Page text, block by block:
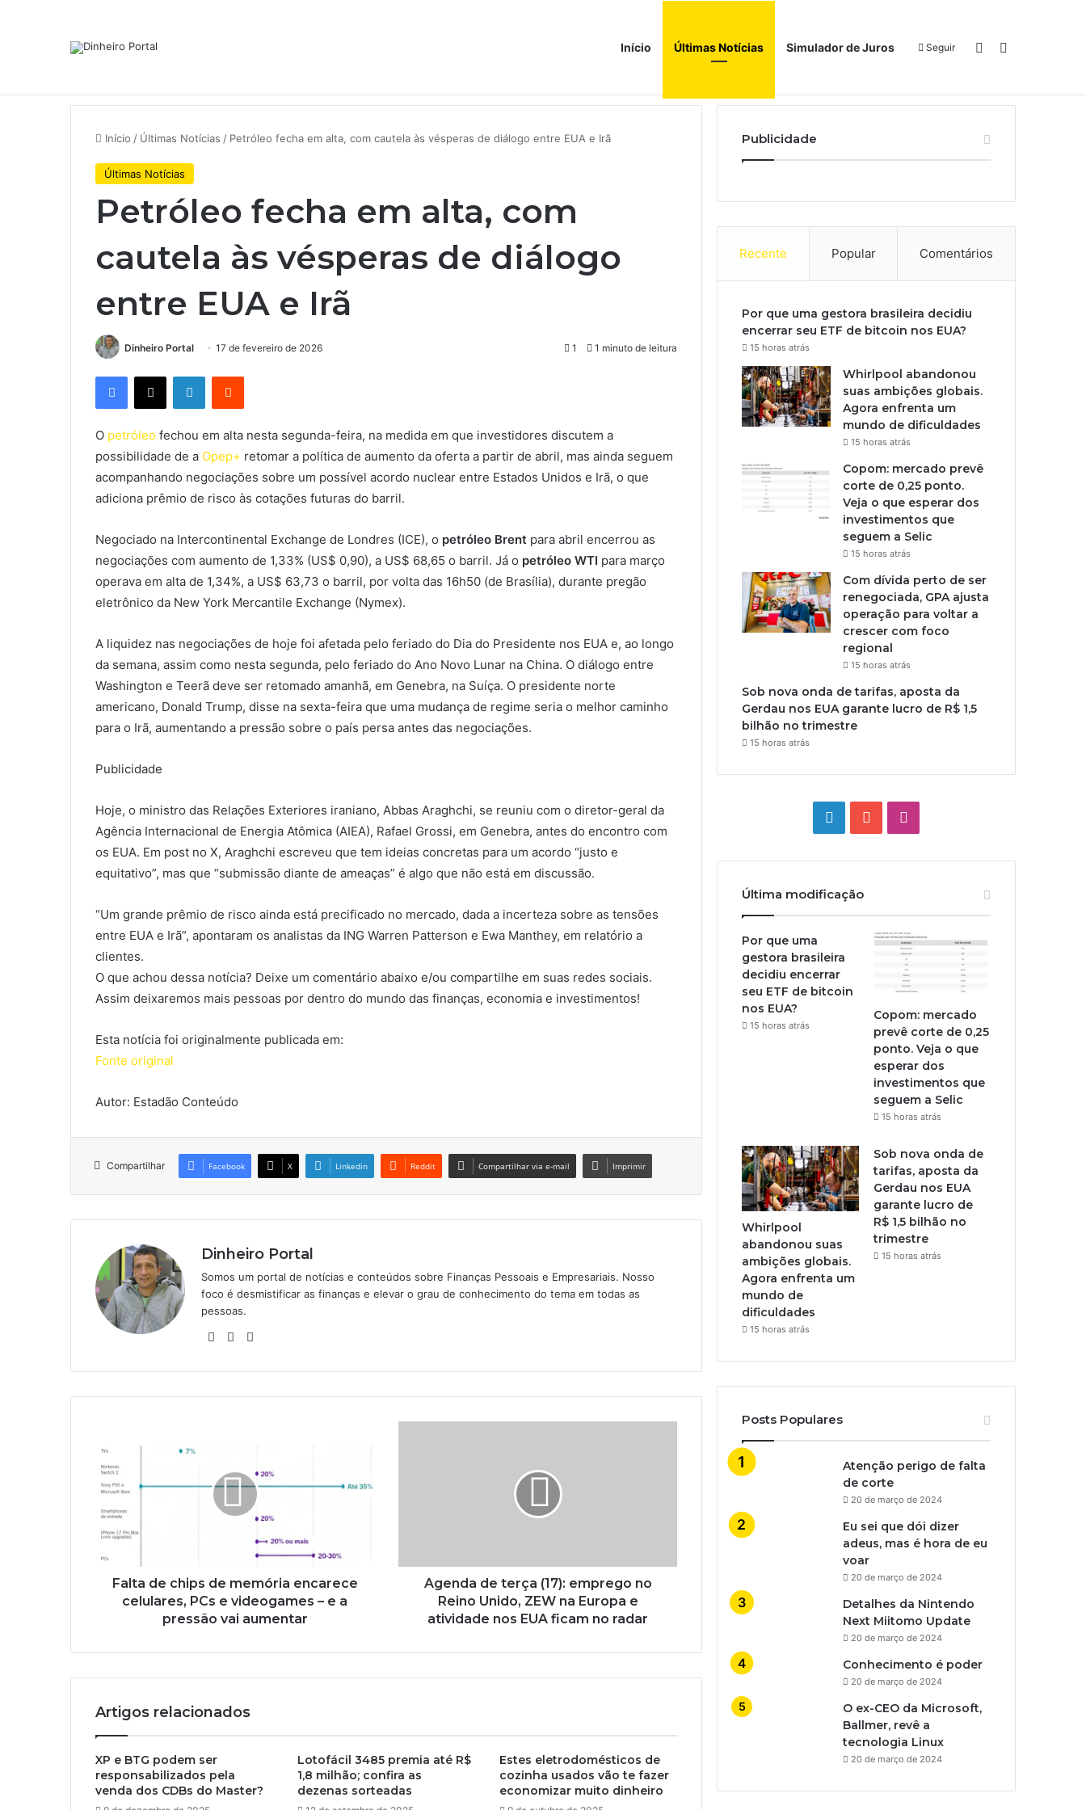
Início Últimas Notícias Simulador de Juros Seguir Switch skin
Início / Últimas Notícias / Petróleo fecha em alta, com cautela às vésperas de diálogo entre EUA e Irã
Últimas Notícias
Petróleo fecha em alta, com
cautela às vésperas de diálogo
entre EUA e Irã
Dinheiro Portal 17 de fevereiro de 2026 1 1 minuto de leitura
Facebook
X LinkedinReddit
O petróleo fechou em alta nesta segunda-feira, na medida em que investidores discutem a
possibilidade de a Opep+ retomar a política de aumento da oferta a partir de abril, mas ainda seguem
acompanhando negociações sobre um possível acordo nuclear entre Estados Unidos e Irã, o que
adiciona prêmio de risco às cotações futuras do barril.
Negociado na Intercontinental Exchange de Londres (ICE), o petróleo Brent para abril encerrou as
negociações com aumento de 1,33% (US$ 0,90), a US$ 68,65 o barril. Já o petróleo WTI para março
operava em alta de 1,34%, a US$ 63,73 o barril, por volta das 16h50 (de Brasília), durante pregão
eletrônico da New York Mercantile Exchange (Nymex).
A liquidez nas negociações de hoje foi afetada pelo feriado do Dia do Presidente nos EUA e, ao longo
da semana, assim como nesta segunda, pelo feriado do Ano Novo Lunar na China. O diálogo entre
Washington e Teerã deve ser retomado amanhã, em Genebra, na Suíça. O presidente norte
americano, Donald Trump, disse na sexta-feira que uma mudança de regime seria o melhor caminho
para o Irã, aumentando a pressão sobre o país persa antes das negociações.
Publicidade
Hoje, o ministro das Relações Exteriores iraniano, Abbas Araghchi, se reuniu com o diretor-geral da
Agência Internacional de Energia Atômica (AIEA), Rafael Grossi, em Genebra, antes do encontro com
os EUA. Em post no X, Araghchi escreveu que tem ideias concretas para um acordo “justo e
equitativo”, mas que “submissão diante de ameaças” é algo que não está em discussão.
“Um grande prêmio de risco ainda está precificado no mercado, dada a incerteza sobre as tensões
entre EUA e Irã”, apontaram os analistas da ING Warren Patterson e Ewa Manthey, em relatório a
clientes.
O que achou dessa notícia? Deixe um comentário abaixo e/ou compartilhe em suas redes sociais.
Assim deixaremos mais pessoas por dentro do mundo das finanças, economia e investimentos!
Esta notícia foi originalmente publicada em:
Fonte original
Autor: Estadão Conteúdo
Compartilhar Facebook X Linkedin Reddit Compartilhar via e-mail Imprimir
Dinheiro Portal
Somos um portal de notícias e conteúdos sobre Finanças Pessoais e Empresariais. Nosso
foco é desmistificar as finanças e elevar o grau de conhecimento do tema em todas as
pessoas.
WebsiteLinkedin
Falta de chips de memória encarece
celulares, PCs e videogames – e a
pressão vai aumentar
Agenda de terça (17): emprego no
Reino Unido, ZEW na Europa e
atividade nos EUA ficam no radar
Artigos relacionados
XP e BTG podem ser
responsabilizados pela
venda dos CDBs do Master?
Lotofácil 3485 premia até R$
1,8 milhão; confira as
dezenas sorteadas
Estes eletrodomésticos de
cozinha usados vão te fazer
economizar muito dinheiro
Publicidade
Recente Popular Comentários
Por que uma gestora brasileira decidiu
encerrar seu ETF de bitcoin nos EUA?
15 horas atrás
Whirlpool abandonou
suas ambições globais.
Agora enfrenta um
mundo de dificuldades
15 horas atrás
Copom: mercado prevê
corte de 0,25 ponto.
Veja o que esperar dos
investimentos que
seguem a Selic
15 horas atrás
Com dívida perto de ser
renegociada, GPA ajusta
operação para voltar a
crescer com foco
regional
15 horas atrás
Sob nova onda de tarifas, aposta da
Gerdau nos EUA garante lucro de R$ 1,5
bilhão no trimestre
15 horas atrás
LinkedinYouTube
Última modificação
Por que uma
gestora brasileira
decidiu encerrar
seu ETF de bitcoin
nos EUA?
15 horas atrás
Copom: mercado
prevê corte de 0,25
ponto. Veja o que
esperar dos
investimentos que
seguem a Selic
15 horas atrás
Whirlpool
abandonou suas
ambições globais.
Agora enfrenta um
mundo de
dificuldades
15 horas atrás
Sob nova onda de
tarifas, aposta da
Gerdau nos EUA
garante lucro de
R$ 1,5 bilhão no
trimestre
15 horas atrás
Posts Populares
Atenção perigo de falta
de corte
20 de março de 2024
Eu sei que dói dizer
adeus, mas é hora de eu
voar
20 de março de 2024
Detalhes da Nintendo
Next Miitomo Update
20 de março de 2024
Conhecimento é poder
20 de março de 2024
O ex-CEO da Microsoft,
Ballmer, revê a
tecnologia Linux
20 de março de 2024